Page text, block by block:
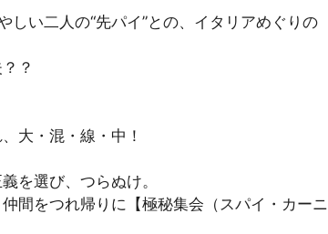
い二人の“先パイ”との、イタリアめぐりの
？
大・混・線・中！
を選び、つらぬけ。
間をつれ帰りに【極秘集会（スパイ・カーニ